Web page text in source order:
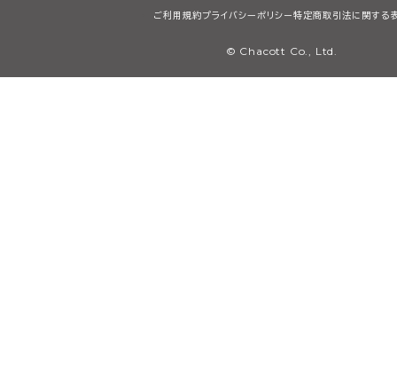
ご利用規約プライバシーポリシー 特定商取引法に関する
© Chacott Co., Ltd.